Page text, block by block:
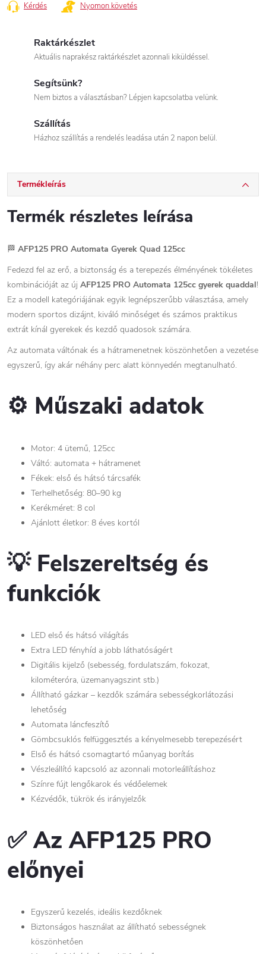
Kérdés Nyomon követés
Raktárkészlet
Aktuális naprakész raktárkészlet azonnali kiküldéssel.
Segítsünk?
Nem biztos a választásban? Lépjen kapcsolatba velünk.
Szállítás
Házhoz szállítás a rendelés leadása után 2 napon belül.
Termékleírás
Termék részletes leírása
🏁 AFP125 PRO Automata Gyerek Quad 125cc
Fedezd fel az erő, a biztonság és a terepezés élményének tökéletes
kombinációját az új AFP125 PRO Automata 125cc gyerek quaddal!
Ez a modell kategóriájának egyik legnépszerűbb választása, amely
modern sportos dizájnt, kiváló minőséget és számos praktikus
extrát kínál gyerekek és kezdő quadosok számára.
Az automata váltónak és a hátramenetnek köszönhetően a vezetése
egyszerű, így akár néhány perc alatt könnyedén megtanulható.
⚙️ Műszaki adatok
Motor: 4 ütemű, 125cc
Váltó: automata + hátramenet
Fékek: első és hátsó tárcsafék
Terhelhetőség: 80–90 kg
Kerékméret: 8 col
Ajánlott életkor: 8 éves kortól
💡 Felszereltség és
funkciók
LED első és hátsó világítás
Extra LED fényhíd a jobb láthatóságért
Digitális kijelző (sebesség, fordulatszám, fokozat,
kilométeróra, üzemanyagszint stb.)
Állítható gázkar – kezdők számára sebességkorlátozási
lehetőség
Automata láncfeszítő
Gömbcsuklós felfüggesztés a kényelmesebb terepezésért
Első és hátsó csomagtartó műanyag borítás
Vészleállító kapcsoló az azonnali motorleállításhoz
Színre fújt lengőkarok és védőelemek
Kézvédők, tükrök és irányjelzők
✅ Az AFP125 PRO
előnyei
Egyszerű kezelés, ideális kezdőknek
Biztonságos használat az állítható sebességnek
köszönhetően